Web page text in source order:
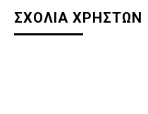
ΣΧΟΛΙΑ ΧΡΗΣΤΩΝ